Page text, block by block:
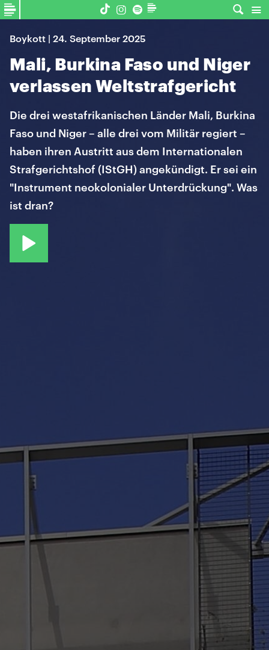
Boykott | 24. September 2025
Mali, Burkina Faso und Niger
verlassen Weltstrafgericht
Die drei westafrikanischen Länder Mali, Burkina
Faso und Niger – alle drei vom Militär regiert –
haben ihren Austritt aus dem Internationalen
Strafgerichtshof (IStGH) angekündigt. Er sei ein
"Instrument neokolonialer Unterdrückung". Was
ist dran?